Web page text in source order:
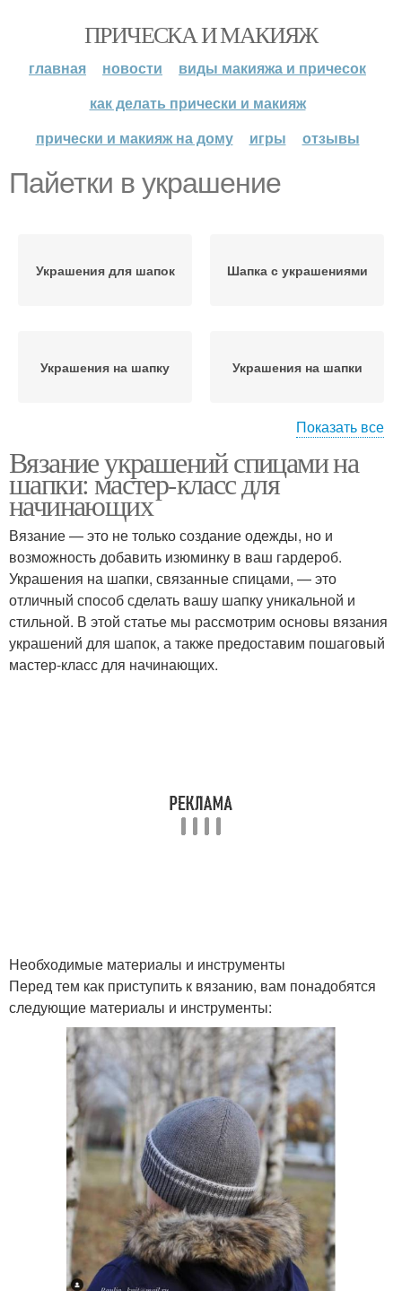
ПРИЧЕСКА И МАКИЯЖ
главная новости
виды макияжа и причесок
как делать прически и макияж
прически и макияж на дому
игры отзывы
Пайетки в украшение
Украшения для шапок Шапка с украшениями
Украшения на шапку Украшения на шапки
Работы над украшением Украшение для шапки
Украшение из бусин Детали в украшении
Украшение к шапке
Показать все
Вязание украшений спицами на
шапки: мастер-класс для
начинающих
Вязание — это не только создание одежды, но и
возможность добавить изюминку в ваш гардероб.
Украшения на шапки, связанные спицами, — это
отличный способ сделать вашу шапку уникальной и
стильной. В этой статье мы рассмотрим основы вязания
украшений для шапок, а также предоставим пошаговый
мастер-класс для начинающих.
Необходимые материалы и инструменты
Перед тем как приступить к вязанию, вам понадобятся
следующие материалы и инструменты: